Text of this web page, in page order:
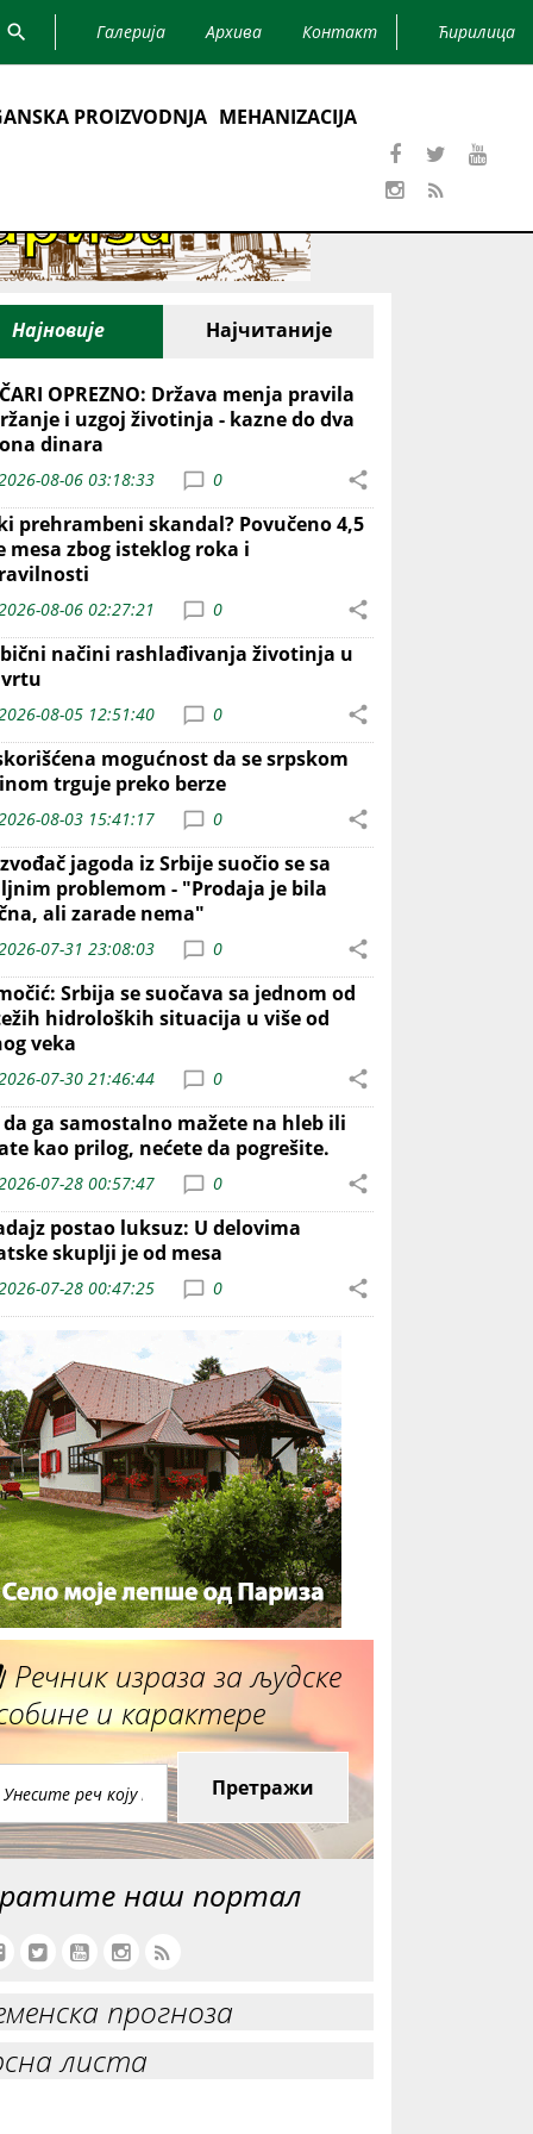
Галерија Архива Контакт Ћирилица
PROIZVODNJA MEHANIZACIJA
Најновије Најчитаније
OPREZNO: Država menja pravila
i uzgoj životinja - kazne do dva
dinara
08-06 03:18:33 0
prehrambeni skandal? Povučeno 4,5
mesa zbog isteklog roka i
08-06 02:27:21 0
načini rashlađivanja životinja u
vrtu
08-05 12:51:40 0
mogućnost da se srpskom
trguje preko berze
08-03 15:41:17 0
jagoda iz Srbije suočio se sa
problemom - "Prodaja je bila
ali zarade nema"
07-31 23:08:03 0
Srbija se suočava sa jednom od
hidroloških situacija u više od
veka
07-30 21:46:44 0
ga samostalno mažete na hleb ili
kao prilog, nećete da pogrešite.
07-28 00:57:47 0
postao luksuz: U delovima
skuplji je od mesa
07-28 00:47:25 0
Речник израза за људске
и карактере
Претражи
наш портал
прогноза
листа